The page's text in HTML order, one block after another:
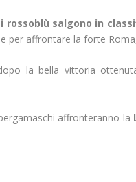
i rossoblù salgono in
per affrontare la forte
la bella vittoria
affronteranno la